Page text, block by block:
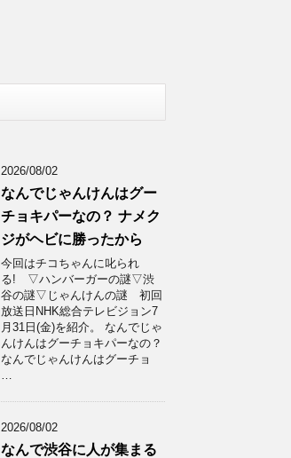
2026/08/02
なんでじゃんけんはグー
チョキパーなの？ ナメク
ジがヘビに勝ったから
今回はチコちゃんに叱られ
る! ▽ハンバーガーの謎▽渋
谷の謎▽じゃんけんの謎 初回
放送日NHK総合テレビジョン7
月31日(金)を紹介。 なんでじゃ
んけんはグーチョキパーなの？
なんでじゃんけんはグーチョ
…
2026/08/02
なんで渋谷に人が集まる